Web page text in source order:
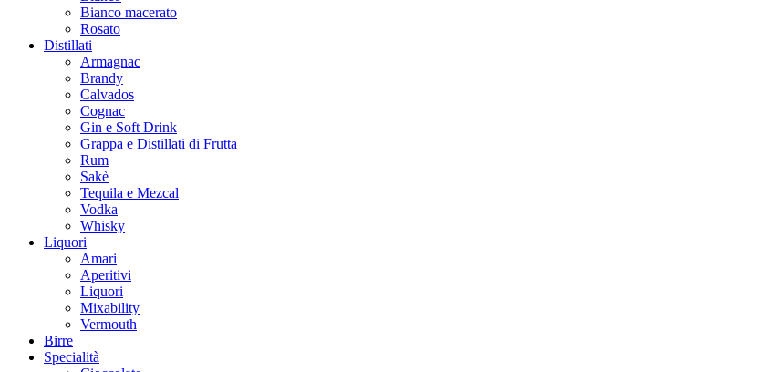
Bianco macerato
Rosato
Distillati
Armagnac
Brandy
Calvados
Cognac
Gin e Soft Drink
Grappa e Distillati di Frutta
Rum
Sakè
Tequila e Mezcal
Vodka
Whisky
Liquori
Amari
Aperitivi
Liquori
Mixability
Vermouth
Birre
Specialità